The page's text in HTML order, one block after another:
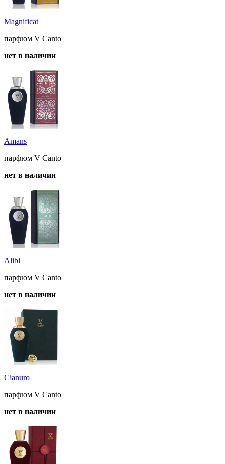
Magnificat
парфюм V Canto
нет в наличии
Amans
парфюм V Canto
нет в наличии
Alibi
парфюм V Canto
нет в наличии
Cianuro
парфюм V Canto
нет в наличии